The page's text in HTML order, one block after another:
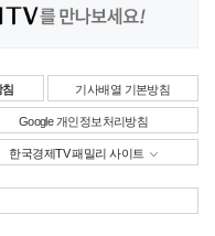
기사배열 기본방침
Google 개인정보처리방침
한국경제TV 패밀리 사이트